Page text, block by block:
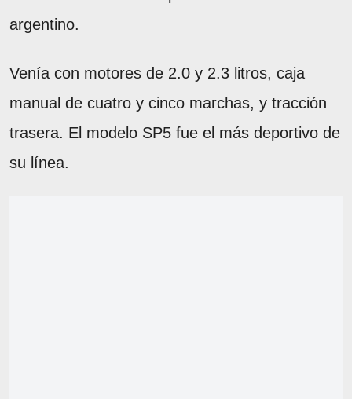
argentino.
Venía con motores de 2.0 y 2.3 litros, caja
manual de cuatro y cinco marchas, y tracción
trasera. El modelo SP5 fue el más deportivo de
su línea.